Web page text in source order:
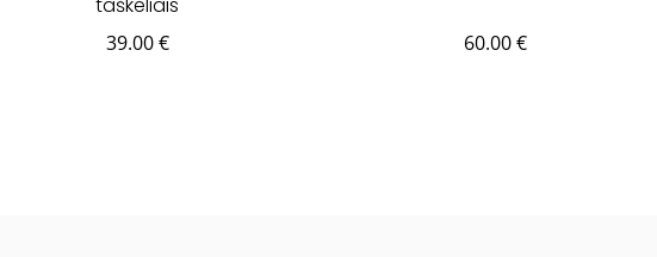
taškeliais
39.00€ 60.00€